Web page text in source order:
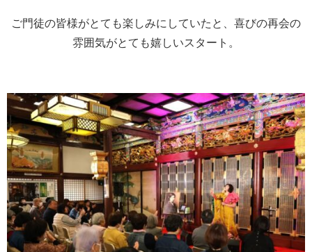
ご門徒の皆様がとても楽しみにしていたと、喜びの再会の
雰囲気がとても嬉しいスタート。